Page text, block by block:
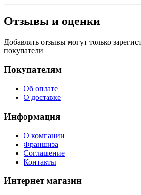
Отзывы и оценки
Добавлять отзывы могут только
покупатели
Покупателям
Об оплате
О доставке
Информация
О компании
Франшиза
Соглашение
Контакты
Интернет магазин